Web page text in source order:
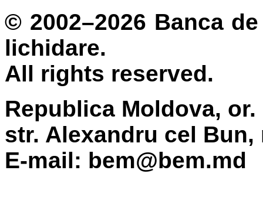
© 2002–2026 Banca
lichidare.
All rights reserved.
Republica Moldova,
str. Alexandru cel Bun,
E-mail: bem@bem.md